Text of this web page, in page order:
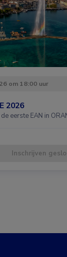
om 18:00 uur
2026
eerste EAN in
Inschrijven